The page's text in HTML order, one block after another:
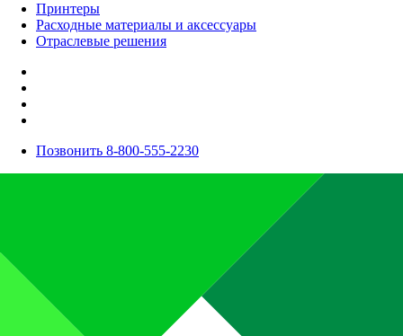
Принтеры
Расходные материалы и аксессуары
Отраслевые решения
Позвонить 8-800-555-2230